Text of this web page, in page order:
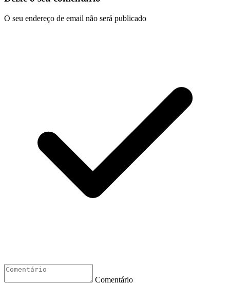
O seu endereço de email não será publicado
Comentário